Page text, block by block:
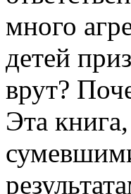
много
детей
врут?
Эта